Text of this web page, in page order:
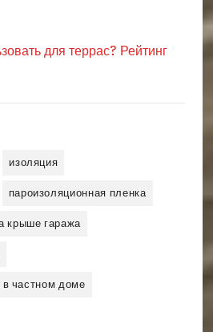
для террас? Рейтинг
изоляция
пароизоляционная пленка
крыше гаража
частном доме